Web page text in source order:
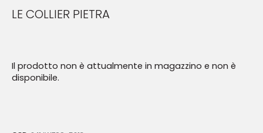
LE COLLIER PIETRA
Il prodotto non è attualmente in magazzino e non è
disponibile.